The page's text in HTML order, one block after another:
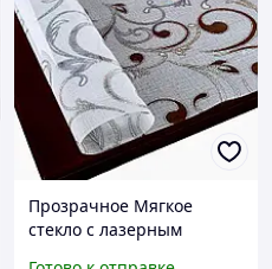
Прозрачное Мягкое
стекло с лазерным